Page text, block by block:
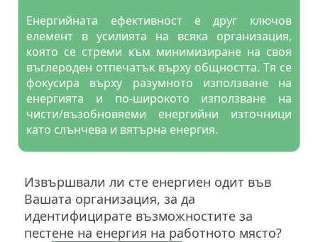
Енергийната ефективност е друг ключов
елемент в усилията на всяка организация,
която се стреми към минимизиране на своя
въглероден отпечатък върху общността. Тя се
фокусира върху разумното използване на
енергията и по-широкото използване на
чисти/възобновяеми енергийни източници
като слънчева и вятърна енергия.
Извършвали ли сте енергиен одит във
Вашата организация, за да
идентифицирате възможностите за
пестене на енергия на работното място?